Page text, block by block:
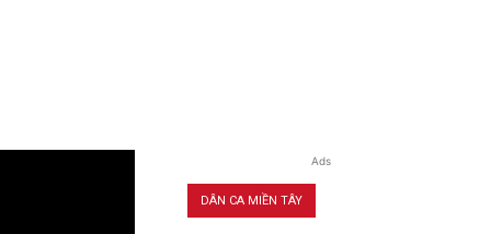
Ads
DÂN CA MIỀN TÂY